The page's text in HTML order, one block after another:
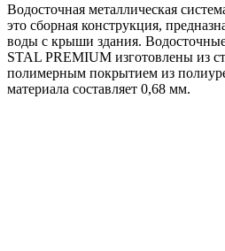
(Шоколад
8019)
Водосточная металлическая
это сборная конструкция,
воды с крыши здания.
STAL PREMIUM изготовлены из
полимерным покрытием из
материала составляет 0,68 мм.